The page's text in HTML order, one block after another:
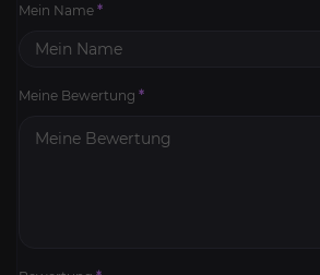
Mein Name *
Meine Bewertung *